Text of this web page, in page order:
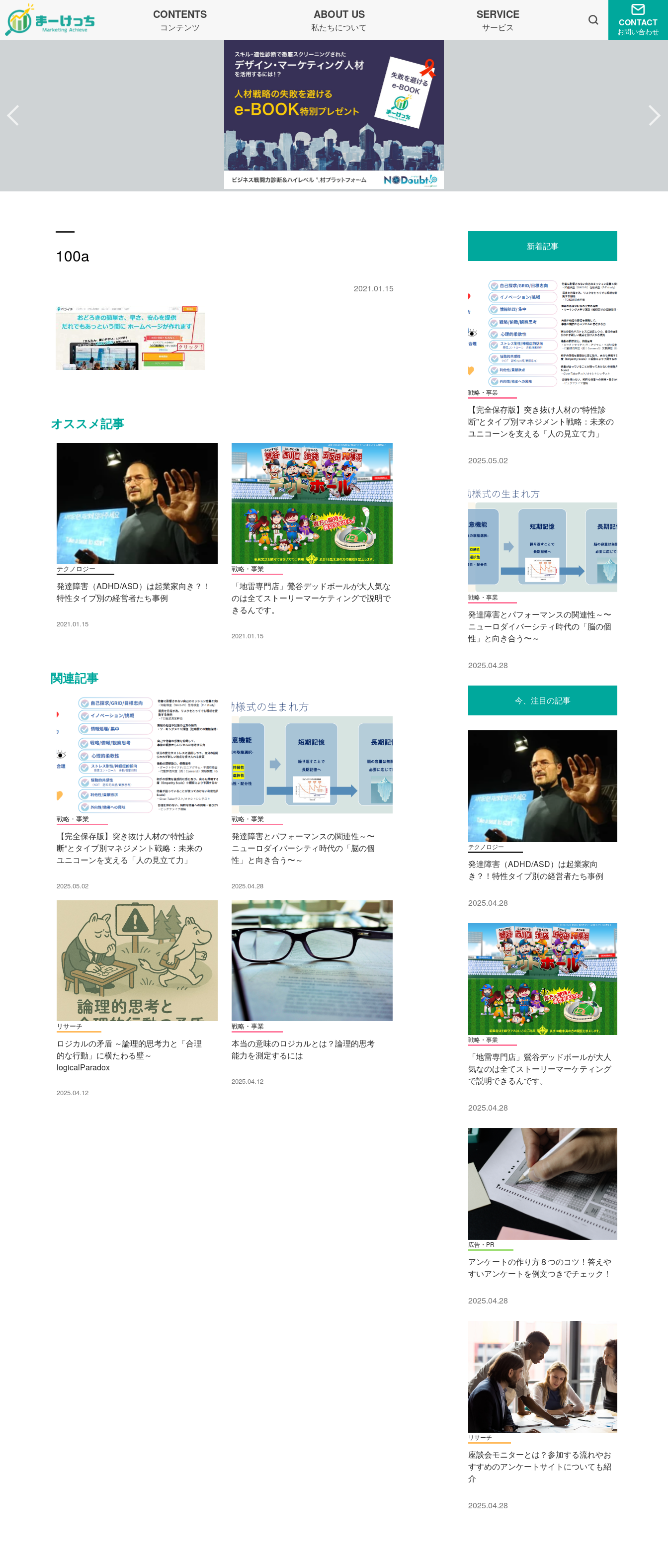
CONTENTS
コンテンツ
ABOUT US
私たちについて
SERVICE
サービス CONTACT
お問い合わせ
100a
2021.01.15
オススメ記事
テクノロジー
発達障害（ADHD/ASD）は起業家向き？！
特性タイプ別の経営者たち事例
2021.01.15
戦略・事業
「地雷専門店」鶯谷デッドボールが大人気な
のは全てストーリーマーケティングで説明で
きるんです。
2021.01.15
関連記事
戦略・事業
【完全保存版】突き抜け人材の“特性診
断”とタイプ別マネジメント戦略：未来の
ユニコーンを支える「人の見立て力」
2025.05.02
戦略・事業
発達障害とパフォーマンスの関連性～〜
ニューロダイバーシティ時代の「脳の個
性」と向き合う〜～
2025.04.28
リサーチ
ロジカルの矛盾 ～論理的思考力と「合理
的な行動」に横たわる壁～
logicalParadox
2025.04.12
戦略・事業
本当の意味のロジカルとは？論理的思考
能力を測定するには
2025.04.12
新着記事
戦略・事業
【完全保存版】突き抜け人材の“特性診
断”とタイプ別マネジメント戦略：未来の
ユニコーンを支える「人の見立て力」
2025.05.02
戦略・事業
発達障害とパフォーマンスの関連性～〜
ニューロダイバーシティ時代の「脳の個
性」と向き合う〜～
2025.04.28
今、注目の記事
テクノロジー
発達障害（ADHD/ASD）は起業家向
き？！特性タイプ別の経営者たち事例
2025.04.28
戦略・事業
「地雷専門店」鶯谷デッドボールが大人
気なのは全てストーリーマーケティング
で説明できるんです。
2025.04.28
広告・PR
アンケートの作り方８つのコツ！答えや
すいアンケートを例文つきでチェック！
2025.04.28
リサーチ
座談会モニターとは？参加する流れやお
すすめのアンケートサイトについても紹
介
2025.04.28